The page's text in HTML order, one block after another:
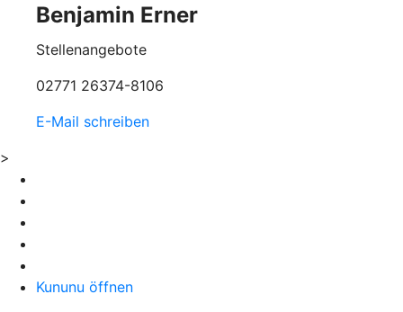
Benjamin Erner
Stellenangebote
02771 26374-8106
E-Mail schreiben
>
Kununu öffnen